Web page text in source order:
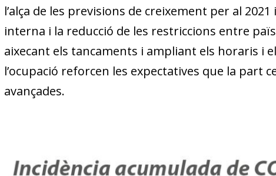
l’alça de les previsions de creixement per al
interna i la reducció de les restriccions entre
aixecant els tancaments i ampliant els horaris i
l’ocupació reforcen les expectatives que la part
avançades.